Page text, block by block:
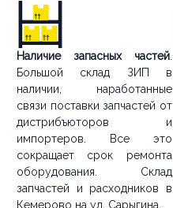
Наличие запасных частей.
Большой склад ЗИП в
наличии, наработанные
связи поставки запчастей от
дистрибъюторов и
импортеров. Все это
сокращает срок ремонта
оборудования. Склад
запчастей и расходников в
Кемерово на ул. Сарыгина.